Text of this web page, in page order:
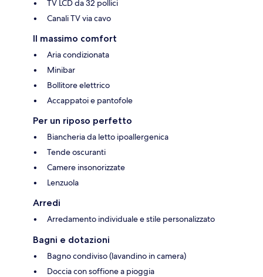
TV LCD da 32 pollici
Canali TV via cavo
Il massimo comfort
Aria condizionata
Minibar
Bollitore elettrico
Accappatoi e pantofole
Per un riposo perfetto
Biancheria da letto ipoallergenica
Tende oscuranti
Camere insonorizzate
Lenzuola
Arredi
Arredamento individuale e stile personalizzato
Bagni e dotazioni
Bagno condiviso (lavandino in camera)
Doccia con soffione a pioggia